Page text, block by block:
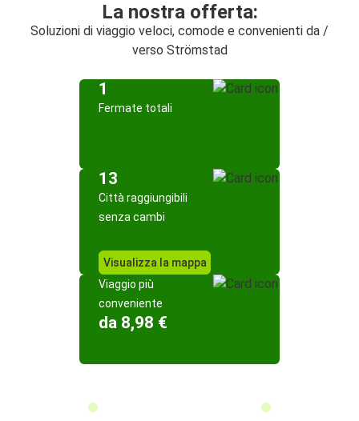
La nostra offerta:
Soluzioni di viaggio veloci, comode e convenienti da /
verso Strömstad
1
Fermate totali
13
Città raggiungibili
senza cambi
Visualizza la mappa
Viaggio più
conveniente
da 8,98 €